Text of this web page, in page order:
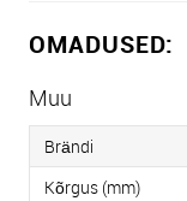
OMADUSED:
Muu
Brändi
Kõrgus (mm)